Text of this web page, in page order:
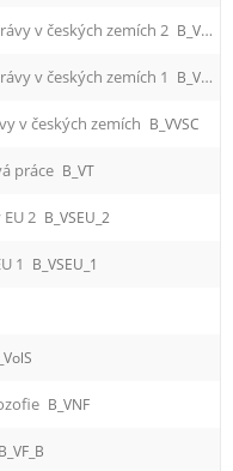
v českých zemích 2 B_VVSC_2
v českých zemích 1 B_VVSC_1
v českých zemích B_VVSC
práce B_VT
2 B_VSEU_2
1 B_VSEU_1
B_VNF
B_VF_B